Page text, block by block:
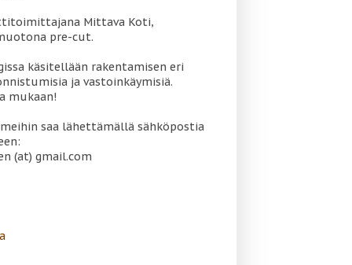
Mittava Koti,
pre-cut.
käsitellään rakentamisen eri
ja vastoinkäymisiä.
mukaan!
saa lähettämällä sähköpostia
(at) gmail.com